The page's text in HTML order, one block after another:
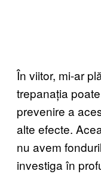
În viitor, mi-ar
trepanația
prevenire a
alte efecte.
nu avem
investiga în